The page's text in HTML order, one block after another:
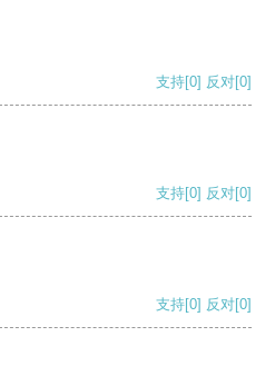
支持[0] 反对[0]
支持[0] 反对[0]
支持[0] 反对[0]